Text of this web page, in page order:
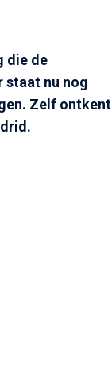
die de
staat nu nog
Zelf ontkent